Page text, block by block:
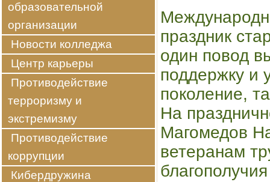
образовательной
организации
Новости колледжа
Центр карьеры
Противодействие
терроризму и
экстремизму
Противодействие
коррупции
Кибердружина
праздник
один повод
поддержку и
поколение,
На
Магомедов
ветеранам